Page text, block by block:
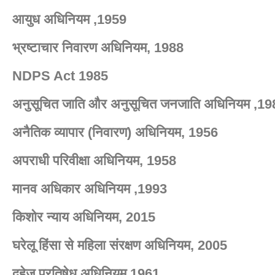
आयुध अधिनियम ,1959
भ्रष्टाचार निवारण अधिनियम, 1988
NDPS Act 1985
अनुसूचित जाति और अनुसूचित जनजाति अधिनियम
अनैतिक व्यापार (निवारण) अधिनियम, 1956
अपराधी परिवीक्षा अधिनियम, 1958
मानव अधिकार अधिनियम ,1993
किशोर न्याय अधिनियम, 2015
घरेलू हिंसा से महिला संरक्षण अधिनियम, 2005